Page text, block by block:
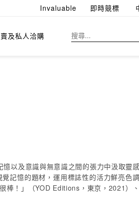
Invaluable 即時競標
及私人洽購
以及意識與無意識之間的張力中汲取靈
記憶的題材，運用標誌性的活力鮮亮色
棒！」（YOD Editions，東京，2021）